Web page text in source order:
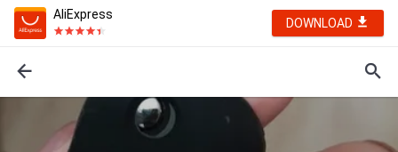
AliExpress
DOWNLOAD